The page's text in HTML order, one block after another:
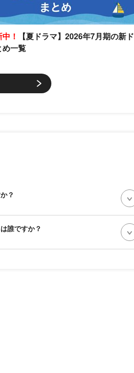
！
【夏ドラマ】2026年7月期の新ド
め一覧
？
誰ですか？